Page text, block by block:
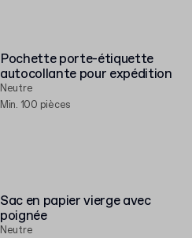
Pochette porte-étiquette
autocollante pour expédition
Neutre
Min. 100 pièces
Sac en papier vierge avec
poignée
Neutre